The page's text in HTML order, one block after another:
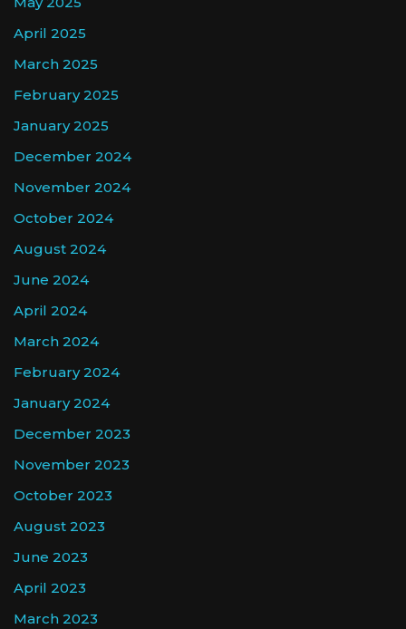
April 2025
March 2025
February 2025
January 2025
December 2024
November 2024
October 2024
August 2024
June 2024
April 2024
March 2024
February 2024
January 2024
December 2023
November 2023
October 2023
August 2023
June 2023
April 2023
March 2023